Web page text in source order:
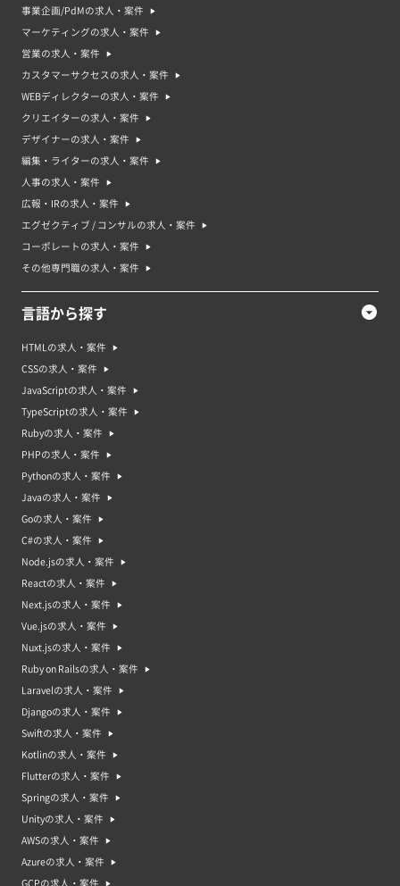
プロジェクトマネージャーの平均時給単価
※ 想定時給: 案件ごとの平均報酬 / 平均稼働時間で算出
プロジェクトマネージャーの平均年収
プロジェクトマネージャーの案件が多い業界
プロジェクトマネージャーの平均稼働日数
プロジェクトマネージャーの年収中央値・年収平均値
中央値：910万円｜平均値：941万円
プロジェクトマネージャーってどんな仕事？プロジェクトマネージャ
ー案件・求人の特徴
理する人です。そのプロジェクトを成功させるために、プロジェクトマネジ
ャーはチームのスケジュールや予算、リソースを管理し、プロジェクトのス
ーは、プロジェクトのステークホルダーやステークホルダーの間の溝を埋め
る役割も持っています。プロジェクトマネジャーの案件や求人は、さまざま
件や求人の特徴は業界や業種によって異なります。プロジェクト単位での募
集になるので、案件の期間が決まっているものが多いです。
事業企画/PdMの求人・案件
マーケティングの求人・案件
営業の求人・案件
カスタマーサクセスの求人・案件
WEBディレクターの求人・案件
クリエイターの求人・案件
デザイナーの求人・案件
編集・ライターの求人・案件
人事の求人・案件
広報・IRの求人・案件
エグゼクティブ / コンサルの求人・案件
コーポレートの求人・案件
その他専門職の求人・案件
言語から探す
HTMLの求人・案件
CSSの求人・案件
JavaScriptの求人・案件
TypeScriptの求人・案件
Rubyの求人・案件
PHPの求人・案件
Pythonの求人・案件
Javaの求人・案件
Goの求人・案件
C#の求人・案件
Node.jsの求人・案件
Reactの求人・案件
Next.jsの求人・案件
Vue.jsの求人・案件
Nuxt.jsの求人・案件
Ruby on Railsの求人・案件
Laravelの求人・案件
Djangoの求人・案件
Swiftの求人・案件
Kotlinの求人・案件
Flutterの求人・案件
Springの求人・案件
Unityの求人・案件
AWSの求人・案件
Azureの求人・案件
GCPの求人・案件